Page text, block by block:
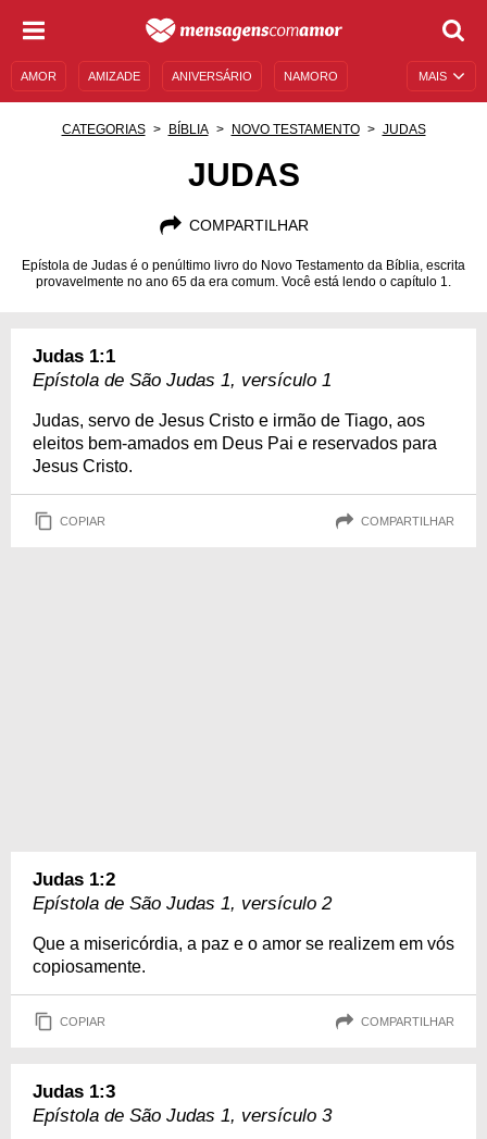
MAIS
AMOR AMIZADE ANIVERSÁRIO NAMORO
CATEGORIAS BÍBLIA NOVO TESTAMENTO JUDAS
JUDAS
COMPARTILHAR
Epístola de Judas é o penúltimo livro do Novo Testamento da Bíblia, escrita
provavelmente no ano 65 da era comum. Você está lendo o capítulo 1.
Judas 1:1
Epístola de São Judas 1, versículo 1
Judas, servo de Jesus Cristo e irmão de Tiago, aos
eleitos bem-amados em Deus Pai e reservados para
Jesus Cristo.
COPIAR COMPARTILHAR
Judas 1:2
Epístola de São Judas 1, versículo 2
Que a misericórdia, a paz e o amor se realizem em vós
copiosamente.
COPIAR COMPARTILHAR
Judas 1:3
Epístola de São Judas 1, versículo 3